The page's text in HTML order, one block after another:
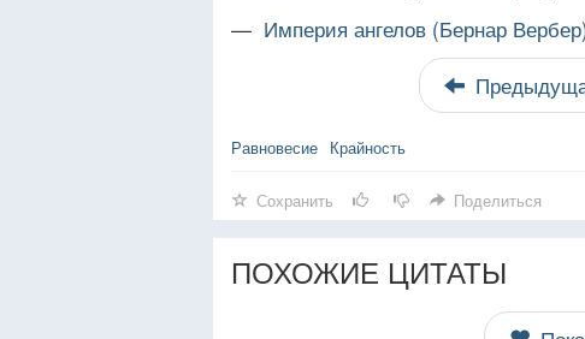
— Империя ангелов (Бернар
Равновесие Крайность
Сохранить Поделиться
ПОХОЖИЕ ЦИТАТЫ